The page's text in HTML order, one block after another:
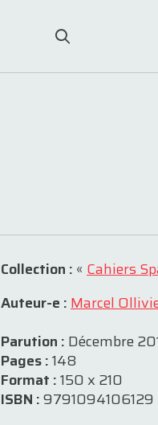
Collection : « Cahiers
Auteur-e :Marcel
Parution : Décembre
Pages :148
Format :150 x 210
ISBN :9791094106129